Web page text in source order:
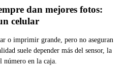
dan mejores fotos:
celular
o imprimir grande, pero no aseguran
suele depender más del sensor, la
número en la caja.